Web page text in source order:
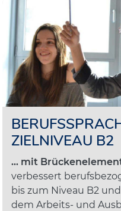
ZIELNIVEAU B2
... mit
verbessert
bis zum Niveau B2
dem Arbeits- und